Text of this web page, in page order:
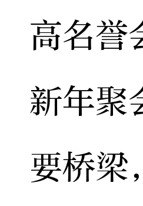
高名誉
新年聚
要桥梁